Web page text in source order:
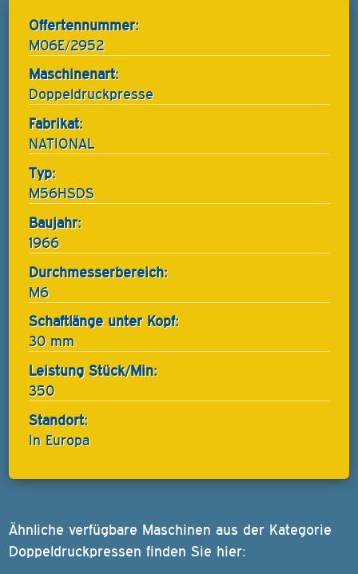
Offertennummer:
M06E/2952
Maschinenart:
Doppeldruckpresse
Fabrikat:
NATIONAL
Typ:
M56HSDS
Baujahr:
1966
Durchmesserbereich:
M6
Schaftlänge unter Kopf:
30 mm
Leistung Stück/Min:
350
Standort:
In Europa
Ähnliche verfügbare Maschinen aus der Kategorie
Doppeldruckpressen finden Sie hier: